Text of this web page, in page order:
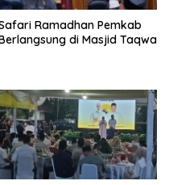
Ramadhan Pemkab
di Masjid Taqwa